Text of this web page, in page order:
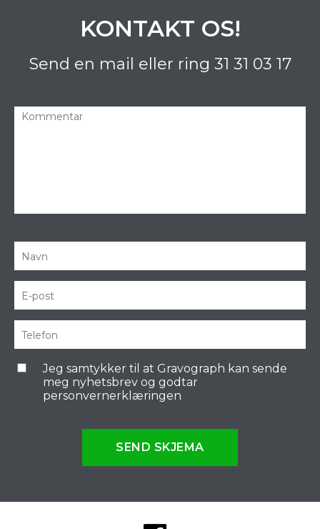
KONTAKT OS!
Send en mail eller ring 31 31 03 17
Jeg samtykker til at Gravograph kan sende
meg nyhetsbrev og godtar
personvernerklæringen
SEND SKJEMA